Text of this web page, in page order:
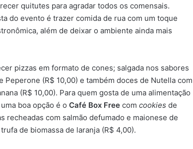
quitutes para agradar todos os comensais.
do evento é trazer comida de rua com um toque
além de deixar o ambiente ainda mais
pizzas em formato de cones; salgada nos sabores
(R$ 10,00) e também doces de Nutella com
(R$ 10,00). Para quem gosta de uma alimentação
boa opção é o Café Box Free com cookies de
recheadas com salmão defumado e maionese de
de biomassa de laranja (R$ 4,00).